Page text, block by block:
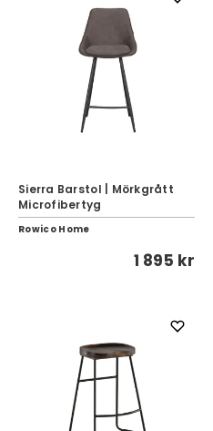
Sierra Barstol | Mörkgrått
Microfibertyg
Rowico Home
1 895 kr